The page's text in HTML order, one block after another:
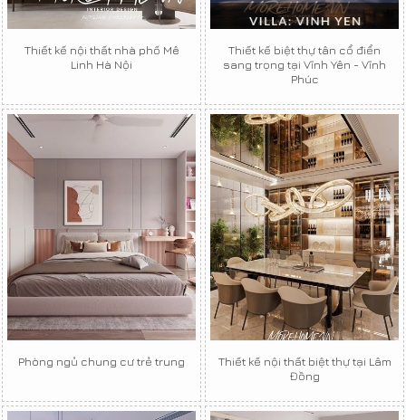
Thiết kế nội thất nhà phố Mê
Linh Hà Nội
Thiết kế biệt thự tân cổ điển
sang trọng tại Vĩnh Yên - Vĩnh
Phúc
Phòng ngủ chung cư trẻ trung
Thiết kế nội thất biệt thự tại Lâm
Đồng